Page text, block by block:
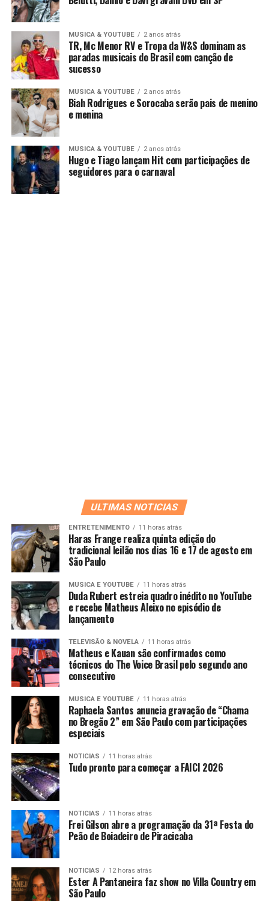
MUSICA & YOUTUBE 2 anos atrás
TR, Mc Menor RV e Tropa da W&S dominam as
paradas musicais do Brasil com canção de
sucesso
MUSICA & YOUTUBE 2 anos atrás
Biah Rodrigues e Sorocaba serão pais de menino
e menina
MUSICA & YOUTUBE 2 anos atrás
Hugo e Tiago lançam Hit com participações de
seguidores para o carnaval
ULTIMAS NOTICIAS
ENTRETENIMENTO 11 horas atrás
Haras Frange realiza quinta edição do
tradicional leilão nos dias 16 e 17 de agosto em
São Paulo
MUSICA E YOUTUBE 11 horas atrás
Duda Rubert estreia quadro inédito no YouTube
e recebe Matheus Aleixo no episódio de
lançamento
TELEVISÃO & NOVELA 11 horas atrás
Matheus e Kauan são confirmados como
técnicos do The Voice Brasil pelo segundo ano
consecutivo
MUSICA E YOUTUBE 11 horas atrás
Raphaela Santos anuncia gravação de “Chama
no Bregão 2” em São Paulo com participações
especiais
NOTICIAS 11 horas atrás
Tudo pronto para começar a FAICI 2026
NOTICIAS 11 horas atrás
Frei Gilson abre a programação da 31ª Festa do
Peão de Boiadeiro de Piracicaba
NOTICIAS 12 horas atrás
Ester A Pantaneira faz show no Villa Country em
São Paulo